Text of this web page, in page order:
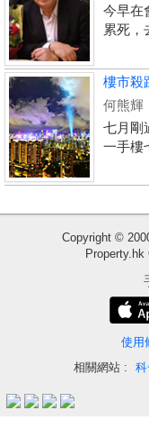
體
体
今早在
累死，
樓市殺
何熊輝
七月剛
一手樓
Copyright ©
使用
相關網站 :